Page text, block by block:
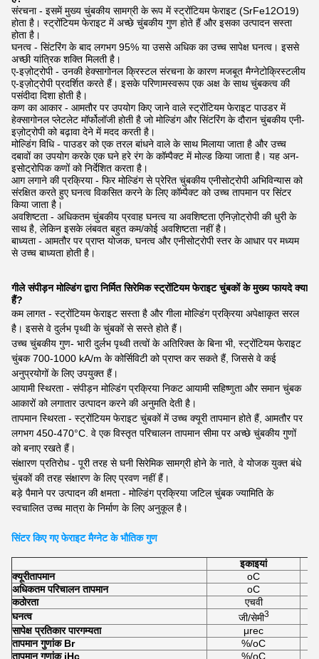
संरचना - इसमें मुख्य चुंबकीय सामग्री के रूप में स्ट्रोंटियम फेराइट (SrFe12O19)
होता है। स्ट्रोंटियम फेराइट में अच्छे चुंबकीय गुण होते हैं और इसका उत्पादन सस्ता
होता है।
घनत्व - सिंटरिंग के बाद लगभग 95% या उससे अधिक का उच्च सापेक्ष घनत्व। इससे
अच्छी यांत्रिक शक्ति मिलती है।
ए-इज़ोट्रोपी - उनकी हेक्सागोनल क्रिस्टल संरचना के कारण मजबूत मैग्नेटोक्रिस्टलीय
ए-इज़ोट्रोपी प्रदर्शित करते हैं। इसके परिणामस्वरूप एक अक्ष के साथ चुंबकत्व की
पसंदीदा दिशा होती है।
कण का आकार - आमतौर पर उपयोग किए जाने वाले स्ट्रोंटियम फेराइट पाउडर में
हेक्सागोनल प्लेटलेट मॉर्फोलॉजी होती है जो मोल्डिंग और सिंटरिंग के दौरान चुंबकीय एनी-
इज़ोट्रोपी को बढ़ावा देने में मदद करती है।
मोल्डिंग विधि - पाउडर को एक तरल बांधने वाले के साथ मिलाया जाता है और उच्च
दबावों का उपयोग करके एक घने हरे रंग के कॉम्पैक्ट में मोल्ड किया जाता है। यह अन-
इसोट्रोपिक कणों को निर्देशित करता है।
आग लगाने की प्रक्रिया - फिर मोल्डिंग से प्रेरित चुंबकीय एनीसोट्रोपी अभिविन्यास को
संरक्षित करते हुए घनत्व विकसित करने के लिए कॉम्पैक्ट को उच्च तापमान पर सिंटर
किया जाता है।
अवशिष्टता - अधिकतम चुंबकीय प्रवाह घनत्व या अवशिष्टता एनिज़ोट्रोपी की धुरी के
साथ है, लेकिन इसके लंबवत बहुत कम/कोई अवशिष्टता नहीं है।
बाध्यता - आमतौर पर प्राप्त योजक, घनत्व और एनीसोट्रोपी स्तर के आधार पर मध्यम
से उच्च बाध्यता होती है।
गीले संपीड़न मोल्डिंग द्वारा निर्मित सिरेमिक स्ट्रोंटियम फेराइट चुंबकों के मुख्य फायदे क्या
हैं?
कम लागत - स्ट्रोंटियम फेराइट सस्ता है और गीला मोल्डिंग प्रक्रिया अपेक्षाकृत सरल
है। इससे वे दुर्लभ पृथ्वी के चुंबकों से सस्ते होते हैं।
उच्च चुंबकीय गुण- भारी दुर्लभ पृथ्वी तत्वों के अतिरिक्त के बिना भी, स्ट्रोंटियम फेराइट
चुंबक 700-1000 kA/m के कोर्सिविटी को प्राप्त कर सकते हैं, जिससे वे कई
अनुप्रयोगों के लिए उपयुक्त हैं।
आयामी स्थिरता - संपीड़न मोल्डिंग प्रक्रिया निकट आयामी सहिष्णुता और समान चुंबक
आकारों को लगातार उत्पादन करने की अनुमति देती है।
तापमान स्थिरता - स्ट्रोंटियम फेराइट चुंबकों में उच्च क्यूरी तापमान होते हैं, आमतौर पर
लगभग 450-470°C. वे एक विस्तृत परिचालन तापमान सीमा पर अच्छे चुंबकीय गुणों
को बनाए रखते हैं।
संक्षारण प्रतिरोध - पूरी तरह से घनी सिरेमिक सामग्री होने के नाते, वे योजक युक्त बंधे
चुंबकों की तरह संक्षारण के लिए प्रवण नहीं हैं।
बड़े पैमाने पर उत्पादन की क्षमता - मोल्डिंग प्रक्रिया जटिल चुंबक ज्यामिति के
स्वचालित उच्च मात्रा के निर्माण के लिए अनुकूल है।
सिंटर किए गए फेराइट मैग्नेट के भौतिक गुण
इकाइयां
क्यूरीतापमान
oC
अधिकतम परिचालन तापमान
oC
कठोरता
एचवी
घनत्व
जी/सेमी3
सापेक्ष प्रतिकार पारगम्यता
μrec
तापमान गुणांक Br
%/oC
तापमान गुणांक iHc
%/oC